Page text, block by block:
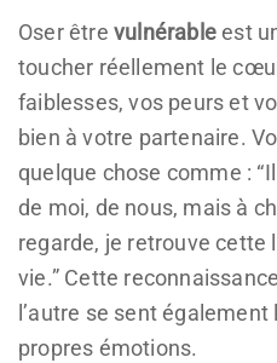
Oser être vulnérableest
toucher réellement le
faiblesses, vos peurs et
bien à votre partenaire.
quelque chose comme :
de moi, de nous, mais à
regarde, je retrouve cette
vie.” Cette
l’autre se sent également
propres émotions.